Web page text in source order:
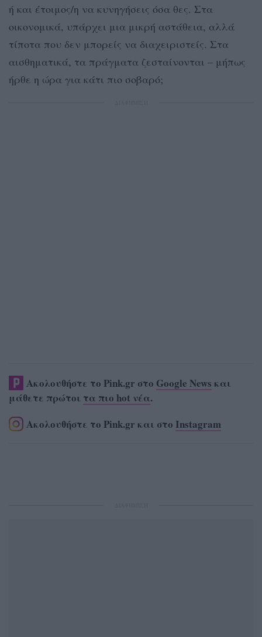
ή και έτοιμος/η να κυνηγήσεις όσα θες. Στα
οικονομικά, υπάρχει μια μικρή αστάθεια, αλλά
τίποτα που δεν μπορείς να διαχειριστείς. Στα
αισθηματικά, τα πράγματα ζεσταίνονται – μήπως
ήρθε η ώρα για κάτι πιο σοβαρό;
Ακολουθήστε το Pink.gr στο Google News και
μάθετε πρώτοι τα πιο hot νέα.
Ακολουθήστε το Pink.gr και στο Instagram